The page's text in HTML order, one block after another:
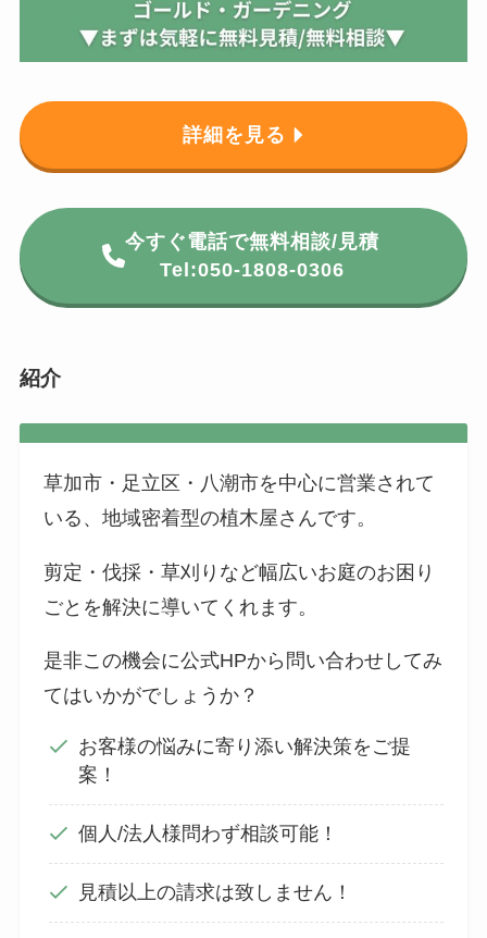
詳細を見る
今すぐ電話で無料相談/見積
Tel:050-1808-0306
紹介
草加市・足立区・八潮市を中心に営業されて
いる、地域密着型の植木屋さんです。
剪定・伐採・草刈りなど幅広いお庭のお困り
ごとを解決に導いてくれます。
是非この機会に公式HPから問い合わせしてみ
てはいかがでしょうか？
お客様の悩みに寄り添い解決策をご提
案！
個人/法人様問わず相談可能！
見積以上の請求は致しません！